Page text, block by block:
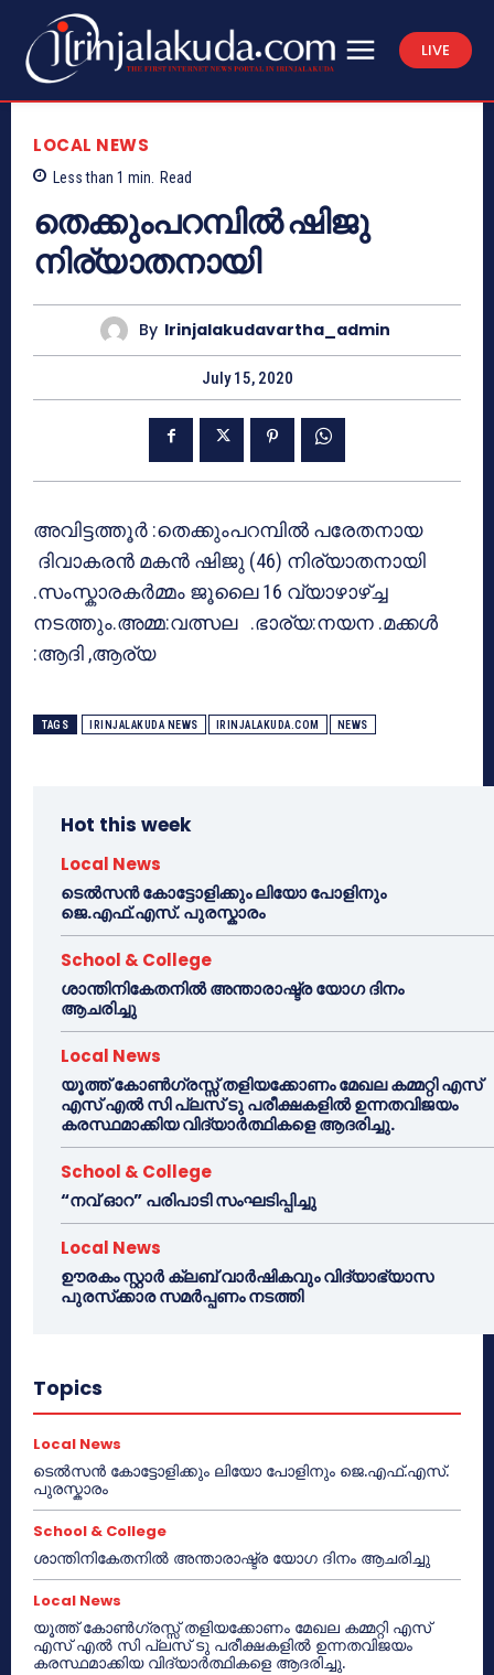
LIVE
LOCAL NEWS
Less than 1 min. Read
തെക്കുംപറമ്പിൽ ഷിജു
നിര്യാതനായി
By Irinjalakudavartha_admin
July 15, 2020
അവിട്ടത്തൂർ :തെക്കുംപറമ്പിൽ പരേതനായ
ദിവാകരൻ മകൻ ഷിജു (46) നിര്യാതനായി
.സംസ്കാരകർമ്മം ജൂലൈ 16 വ്യാഴാഴ്ച്ച
നടത്തും.അമ്മ:വത്സല .ഭാര്യ:നയന .മക്കൾ
:ആദി ,ആര്യ
TAGS IRINJALAKUDA NEWS IRINJALAKUDA.COM NEWS
Hot this week
Local News
ടെൽസൻ കോട്ടോളിക്കും ലിയോ പോളിനും
ജെ.എഫ്.എസ്. പുരസ്കാരം
School & College
ശാന്തിനികേതനിൽ അന്താരാഷ്ട്ര യോഗ ദിനം
ആചരിച്ചു
Local News
യൂത്ത് കോൺഗ്രസ്സ് തളിയക്കോണം മേഖല കമ്മറ്റി എസ്
എസ് എൽ സി പ്ലസ് ടു പരീക്ഷകളിൽ ഉന്നതവിജയം
കരസ്ഥമാക്കിയ വിദ്യാർത്ഥികളെ ആദരിച്ചു.
School & College
“നവ് ഓറ” പരിപാടി സംഘടിപ്പിച്ചു
Local News
ഊരകം സ്റ്റാർ ക്ലബ് വാർഷികവും വിദ്യാഭ്യാസ
പുരസ്‌ക്കാര സമർപ്പണം നടത്തി
Topics
Local News
ടെൽസൻ കോട്ടോളിക്കും ലിയോ പോളിനും ജെ.എഫ്.എസ്.
പുരസ്കാരം
School & College
ശാന്തിനികേതനിൽ അന്താരാഷ്ട്ര യോഗ ദിനം ആചരിച്ചു
Local News
യൂത്ത് കോൺഗ്രസ്സ് തളിയക്കോണം മേഖല കമ്മറ്റി എസ്
എസ് എൽ സി പ്ലസ് ടു പരീക്ഷകളിൽ ഉന്നതവിജയം
കരസ്ഥമാക്കിയ വിദ്യാർത്ഥികളെ ആദരിച്ചു.